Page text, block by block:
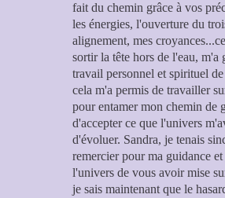
fait du chemin grâce à vos
les énergies, l'ouverture du
alignement, mes
sortir la tête hors de l'eau, m'a
travail personnel et spirituel
cela m'a permis de travailler
pour entamer mon chemin de
d'accepter ce que l'univers
d'évoluer. Sandra, je tenais
remercier pour ma guidance
l'univers de vous avoir mise
je sais maintenant que le